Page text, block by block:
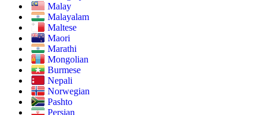
Malay
Malayalam
Maltese
Maori
Marathi
Mongolian
Burmese
Nepali
Norwegian
Pashto
Persian